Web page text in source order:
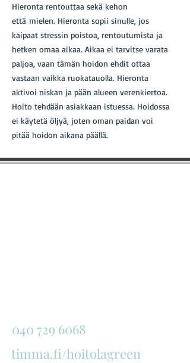
Hieronta rentouttaa sekä kehon
että mielen. Hieronta sopii sinulle, jos
kaipaat stressin poistoa, rentoutumista ja
hetken omaa aikaa. Aikaa ei tarvitse varata
paljoa, vaan tämän hoidon ehdit ottaa
vastaan vaikka ruokatauolla. Hieronta
aktivoi niskan ja pään alueen verenkiertoa.
Hoito tehdään asiakkaan istuessa. Hoidossa
ei käytetä öljyä, joten oman paidan voi
pitää hoidon aikana päällä.
timma.fi/hoitolagreen
040 729 6068